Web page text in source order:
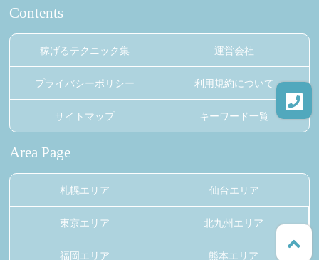
Contents
稼げるテクニック集 運営会社
プライバシーポリシー 利用規約について
サイトマップ キーワード一覧
Area Page
札幌エリア 仙台エリア
東京エリア 北九州エリア
福岡エリア 熊本エリア